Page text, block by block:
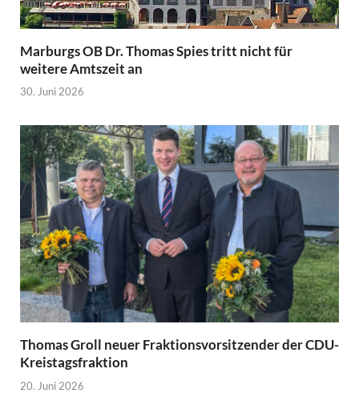
Marburgs OB Dr. Thomas Spies tritt nicht für
weitere Amtszeit an
30. Juni 2026
Thomas Groll neuer Fraktionsvorsitzender der CDU-
Kreistagsfraktion
20. Juni 2026